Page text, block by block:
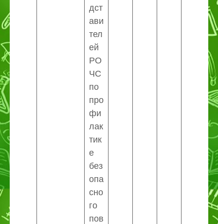
дст
ави
тел
ей
РО
ЧС
по
про
фи
лак
тик
е
без
опа
сно
го
пов